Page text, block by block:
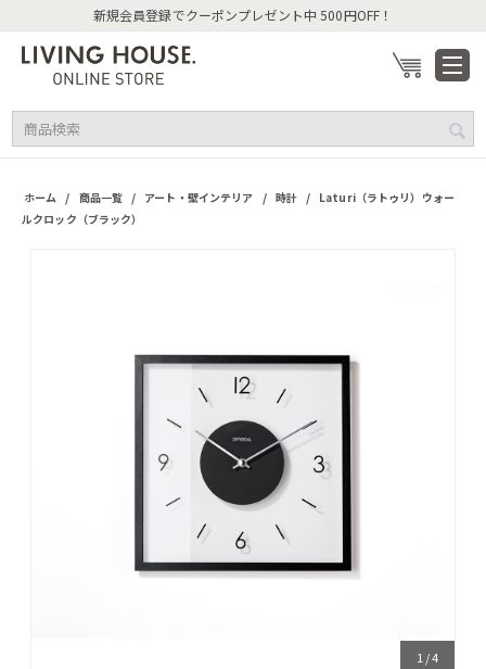
新規会員登録でクーポンプレゼント中 500円OFF！
ホーム / 商品一覧 / アート・壁インテリア / 時計 / Laturi（ラトゥリ）ウォー
ルクロック（ブラック）
1 /4